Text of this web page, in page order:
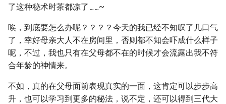
了这种秘术时茶都凉了 ~~~
唉，到底要怎么办呢？？？？今天的我已经不知叹了几口气
了，幸好母亲大人不在房间里，否则都不知会吓成什么样子
呢，不过，我也只有在父母都不在的时候才会流露出我不符
合年龄的神情来。
不如，真的在父母面前表现真实的一面，这肯定可以步步高
升，也可以学习到更多的秘法，说不定，还可以得到三代大